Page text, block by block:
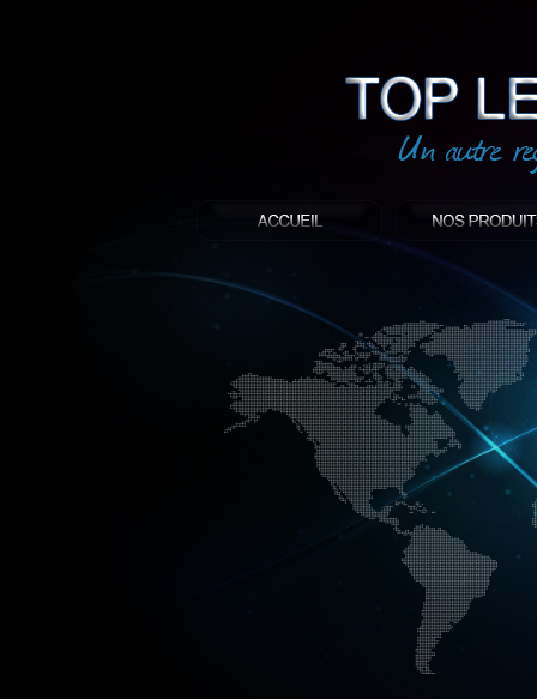
: Top led world
Produit décoratif led
Objet publicitaire led
éclairage blanc led
Enseigne publicitaire
Fabriquant et distributeur français
gamme à base de LED.
led, Topledworld, top led world, top
économie énergie, edf, lumière,